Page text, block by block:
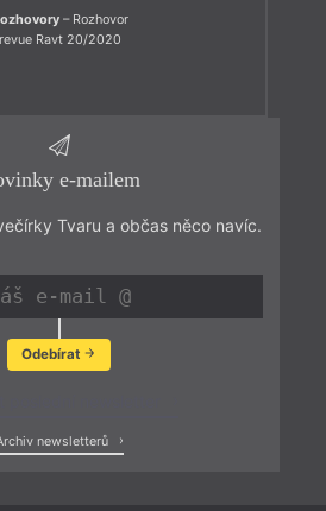
– Rozhovor
revue Ravt 20/2020
e-mailem
Tvaru a občas něco navíc.
Odebírat
newsletterů